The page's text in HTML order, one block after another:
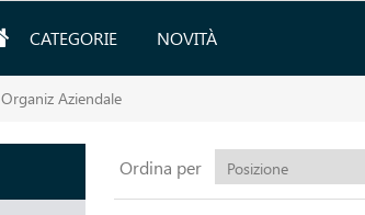
CATEGORIE NOVITÀ
Organiz Aziendale
Ordina per